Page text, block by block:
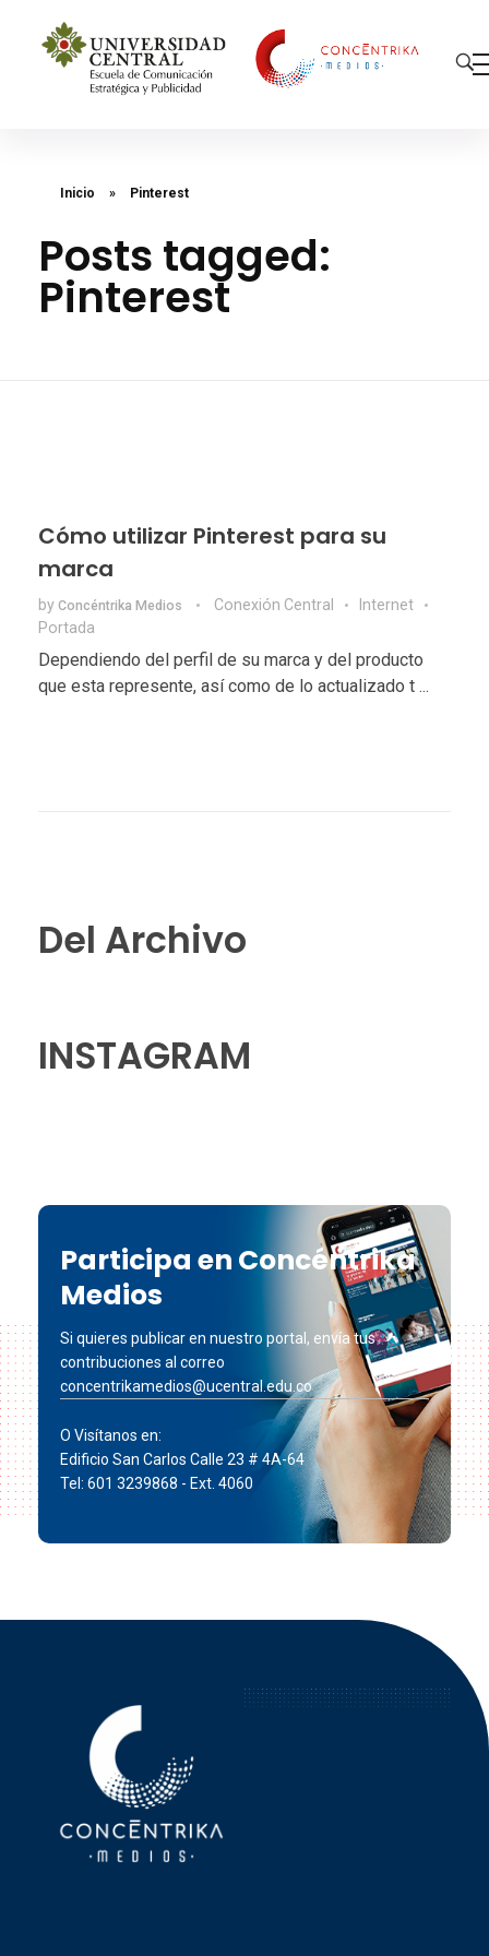
Inicio » Pinterest
Posts tagged:
Pinterest
Cómo utilizar Pinterest para su
marca
by Concéntrika Medios Conexión Central
Internet
Portada
Dependiendo del perfil de su marca y del producto
que esta represente, así como de lo actualizado t ...
Del Archivo
INSTAGRAM
Participa en Concéntrika
Medios
Si quieres publicar en nuestro portal, envía tus
contribuciones al correo
concentrikamedios@ucentral.edu.co
O Visítanos en:
Edificio San Carlos Calle 23 # 4A-64
Tel: 601 3239868 - Ext. 4060